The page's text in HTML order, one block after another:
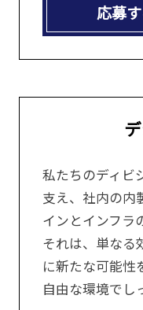
応募
私たちのディビ
支え、社内の内
インとインフラ
それは、単なる
に新たな可能性
自由な環境でし